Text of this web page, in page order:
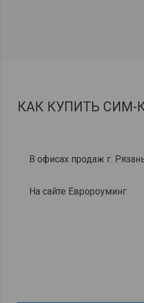
КАК КУПИТЬ СИМ-
В офисах продаж г.
На сайте Евророуминг